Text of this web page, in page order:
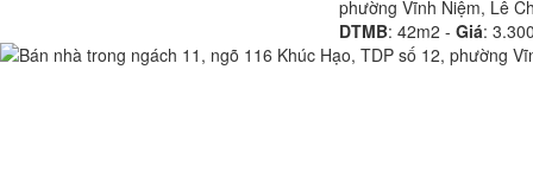
phường Vĩnh Niệm, Lê
DTMB: 42m2 - Giá: